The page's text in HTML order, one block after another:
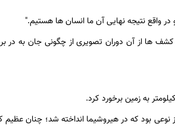
واقع نتیجه نهایی آن ما انسان ها هستیم."
ها از آن دوران تصویری از چگونی جان به در
نوعی بود که در هیروشیما انداخته شد؛ چنان